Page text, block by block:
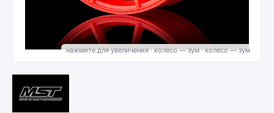
нажмите для увеличения · колесо — зум